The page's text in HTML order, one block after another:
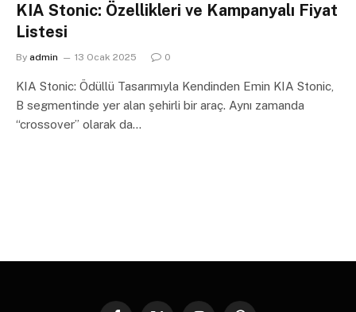
KIA Stonic: Özellikleri ve Kampanyalı Fiyat
Listesi
By admin 13 Ocak 2025 0
KIA Stonic: Ödüllü Tasarımıyla Kendinden Emin KIA Stonic,
B segmentinde yer alan şehirli bir araç. Aynı zamanda
“crossover” olarak da…